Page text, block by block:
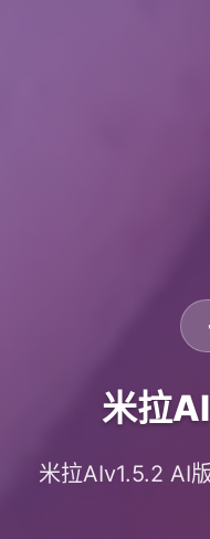
米拉
米拉AIv1.5.2 AI